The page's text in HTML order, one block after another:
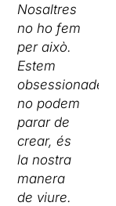
Nosaltres
no ho fem
per això.
Estem
obsessionades,
no podem
parar de
crear, és
la nostra
manera
de viure.